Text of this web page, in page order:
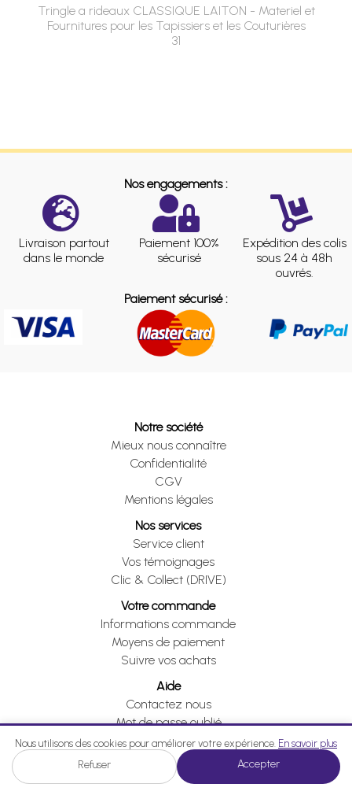
Tringle a rideaux CLASSIQUE LAITON - Materiel et
Fournitures pour les Tapissiers et les Couturières
31
Nos engagements :
Livraison partout
dans le monde
Paiement 100%
sécurisé
Expédition des colis
sous 24 à 48h
ouvrés.
Paiement sécurisé :
Notre société
Mieux nous connaître
Confidentialité
CGV
Mentions légales
Nos services
Service client
Vos témoignages
Clic & Collect (DRIVE)
Votre commande
Informations commande
Moyens de paiement
Suivre vos achats
Aide
Contactez nous
Mot de passe oublié
Je me rétracte
Je me rétracte
Nous utilisons des cookies pour améliorer votre expérience. En savoir plus
Refuser Accepter